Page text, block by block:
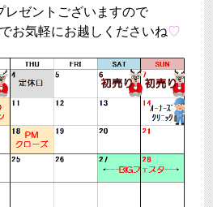
レゼントございますので
お気軽にお越しくださいね♡